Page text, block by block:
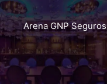
Arena GNP Seguros